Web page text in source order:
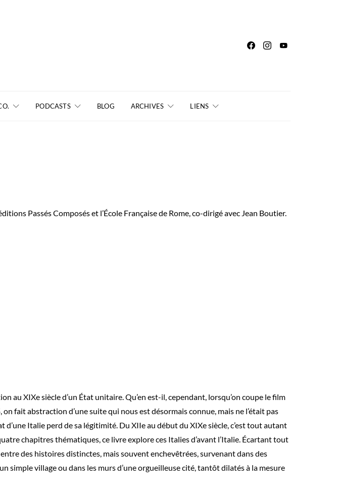
PODCASTS BLOG ARCHIVES LIENS
Passés Composés et l’École Française de Rome, co-dirigé avec Jean Boutier.
au XIXe siècle d’un État unitaire. Qu’en est-il, cependant, lorsqu’on coupe le film
fait abstraction d’une suite qui nous est désormais connue, mais ne l’était pas
d’une Italie perd de sa légitimité. Du XIIe au début du XIXe siècle, c’est tout autant
chapitres thématiques, ce livre explore ces Italies d’avant l’Italie. Écartant tout
des histoires distinctes, mais souvent enchevêtrées, survenant dans des
simple village ou dans les murs d’une orgueilleuse cité, tantôt dilatés à la mesure